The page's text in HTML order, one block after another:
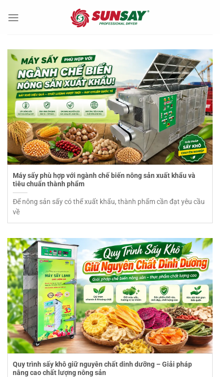
đến
Máy sấy phù hợp với ngành chế biến nông sản xuất khẩu và
tiêu chuẩn thành phẩm
Để nông sản sấy có thể xuất khẩu, thành phẩm cần đạt yêu cầu
về
Quy trình sấy khô giữ nguyên chất dinh dưỡng – Giải pháp
nâng cao chất lượng nông sản